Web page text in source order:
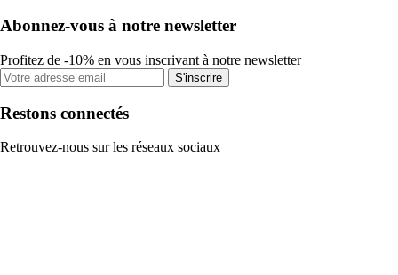
Abonnez-vous à notre newsletter
Profitez de -10% en vous inscrivant à notre newsletter
S'inscrire
Restons connectés
Retrouvez-nous sur les réseaux sociaux